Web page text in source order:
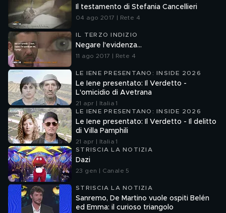
Il testamento di Stefania Cancellieri
04 ago 2017 | Rete 4
IL TERZO INDIZIO
Negare l'evidenza...
11 ago 2017 | Rete 4
LE IENE PRESENTANO: INSIDE 2026
Le Iene presentato: Il Verdetto -
L'omicidio di Avetrana
21 apr | Italia 1
LE IENE PRESENTANO: INSIDE 2026
Le Iene presentato: Il Verdetto - Il delitto
di Villa Pamphili
21 apr | Italia 1
STRISCIA LA NOTIZIA
Dazi
23 gen | Canale 5
STRISCIA LA NOTIZIA
Sanremo, De Martino vuole ospiti Belén
ed Emma: il curioso triangolo